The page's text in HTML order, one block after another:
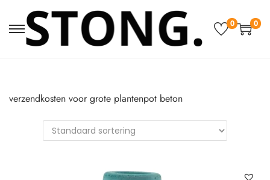
0 0
verzendkosten voor grote plantenpot beton